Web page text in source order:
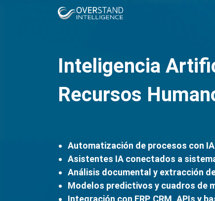
Inteligencia
Recursos
Automatización de procesos con IA
Asistentes IA conectados a
Análisis documental y extracción
Modelos predictivos y cuadros de
Integración con ERP, CRM, APIs y